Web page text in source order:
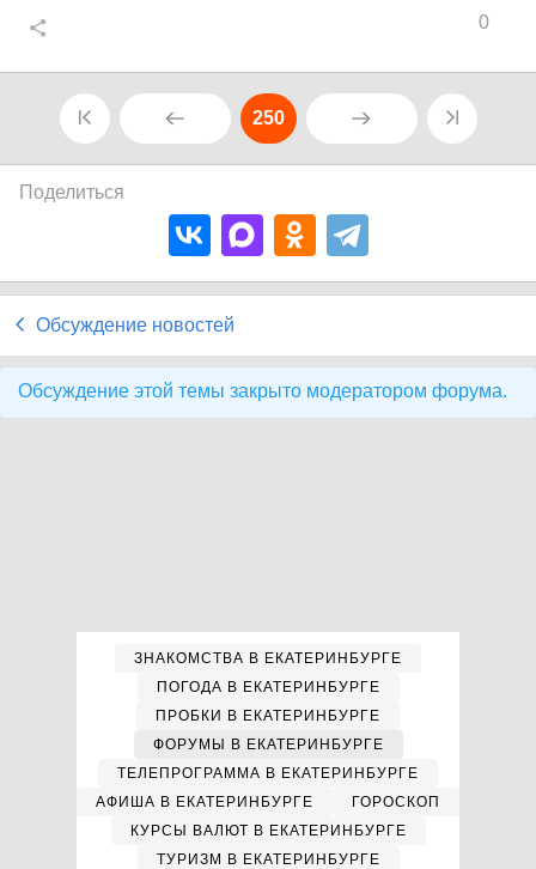
0
250
Поделиться
Обсуждение новостей
Обсуждение этой темы закрыто модератором форума.
ЗНАКОМСТВА В ЕКАТЕРИНБУРГЕ
ПОГОДА В ЕКАТЕРИНБУРГЕ
ПРОБКИ В ЕКАТЕРИНБУРГЕ
ФОРУМЫ В ЕКАТЕРИНБУРГЕ
ТЕЛЕПРОГРАММА В ЕКАТЕРИНБУРГЕ
АФИША В ЕКАТЕРИНБУРГЕ
ГОРОСКОП
КУРСЫ ВАЛЮТ В ЕКАТЕРИНБУРГЕ
ТУРИЗМ В ЕКАТЕРИНБУРГЕ